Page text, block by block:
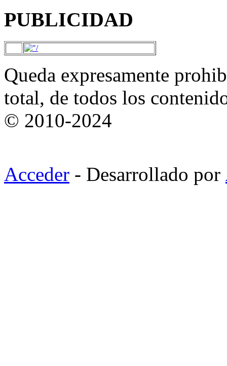
PUBLICIDAD
Queda expresamente
total, de todos los
© 2010-2024
Acceder - Desarrollado por